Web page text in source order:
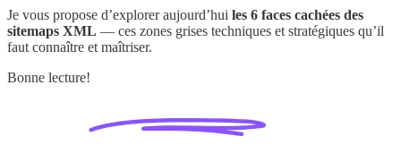
Je vous propose d’explorer aujourd’hui les 6 faces cachées des
sitemaps XML — ces zones grises techniques et stratégiques qu’il
faut connaître et maîtriser.
Bonne lecture!